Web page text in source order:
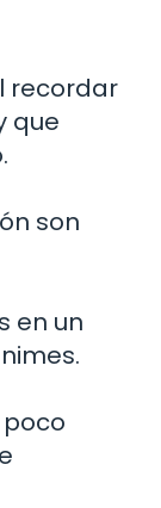
recordar
que
son
en un